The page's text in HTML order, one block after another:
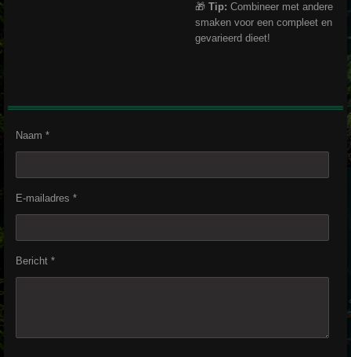
🎁 Tip: Combineer met andere
smaken voor een compleet en
gevarieerd dieet!
Naam *
E-mailadres *
Bericht *